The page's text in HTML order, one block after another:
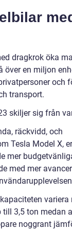
dragkrok öka
över en miljon
och
transport.
skiljer sig från
räckvidd, och
Tesla Model X,
mer
med mer
variera
3,5 ton medan
noggrant